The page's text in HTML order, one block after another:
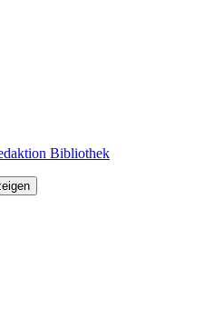
Bibliothek